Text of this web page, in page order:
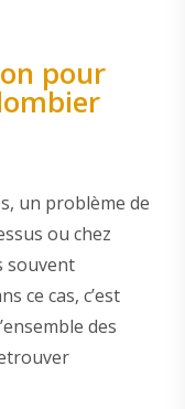
pour
un problème de
ou chez
souvent
ce cas, c’est
des